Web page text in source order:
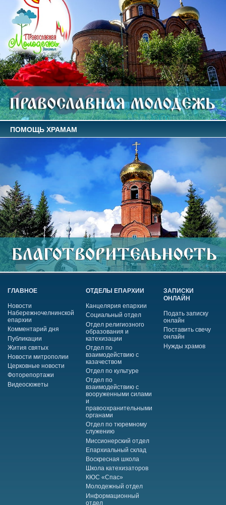
ПОМОЩЬ ХРАМАМ
ГЛАВНОЕ
Новости
Набережночелнинской
епархии
Комментарий дня
Публикации
Жития святых
Новости митрополии
Церковные новости
Фоторепортажи
Видеосюжеты
ОТДЕЛЫ ЕПАРХИИ
Канцелярия епархии
Социальный отдел
Отдел религиозного
образования и
катехизации
Отдел по
взаимодействию с
казачеством
Отдел по культуре
Отдел по
взаимодействию с
вооруженными силами
и
правоохранительными
органами
Отдел по тюремному
служению
Миссионерский отдел
Епархиальный склад
Воскресная школа
Школа катехизаторов
КЮС «Спас»
Молодежный отдел
Информационный
отдел
ЗАПИСКИ
ОНЛАЙН
Подать записку
онлайн
Поставить свечу
онлайн
Нужды храмов